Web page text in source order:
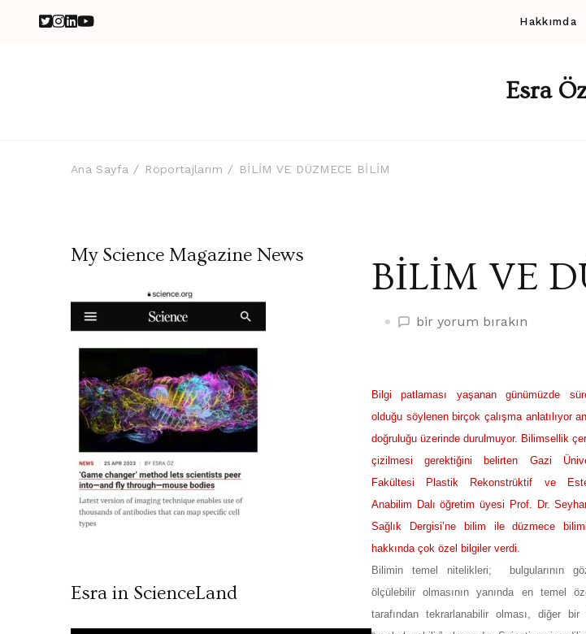
Hakkımda
Esra
Ana Sayfa Röportajlarım BİLİM VE DÜZMECE BİLİM
BİLİM VE
BİLİM
üzerine
bir yorum bırakın
Bilgi patlaması yaşanan günümüzde
olduğu söylenen birçok çalışma anlatılıyor
doğruluğu üzerinde durulmuyor. Bilimsellik
çizilmesi gerektiğini belirten Gazi
Fakültesi Plastik Rekonstrüktif ve
Anabilim Dalı öğretim üyesi Prof. Dr.
Sağlık Dergisi’ne bilim ile düzmece
hakkında çok özel bilgiler verdi.
Bilimin temel nitelikleri; bulgularının
ölçülebilir olmasının yanında en temel
tarafından tekrarlanabilir olması, diğer
My Science Magazine News
Esra in ScienceLand